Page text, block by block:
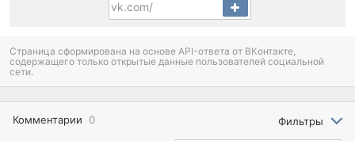
Страница сформирована на основе API-ответа от ВКонтакте,
содержащего только открытые данные пользователей социальной
сети.
Комментарии 0 Фильтры